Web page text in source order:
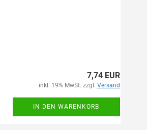
7,74 EUR
inkl. 19% MwSt. zzgl. Versand
IN DEN WARENKORB